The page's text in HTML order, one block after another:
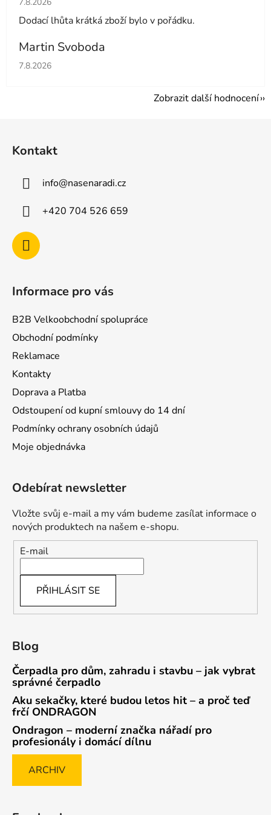
Dodací lhůta krátká zboží bylo v pořádku.
Martin Svoboda
Hodnocení obchodu je 5 z 5 hvězdiček.
7.8.2026
Zobrazit další hodnocení
Kontakt
info@nasenaradi.cz
+420 704 526 659
Informace pro vás
B2B Velkoobchodní spolupráce
Obchodní podmínky
Reklamace
Kontakty
Doprava a Platba
Odstoupení od kupní smlouvy do 14 dní
Podmínky ochrany osobních údajů
Moje objednávka
Odebírat newsletter
Vložte svůj e-mail a my vám budeme zasílat informace o
nových produktech na našem e-shopu.
E-mail
PŘIHLÁSIT SE
Blog
Čerpadla pro dům, zahradu i stavbu – jak vybrat
správné čerpadlo
Aku sekačky, které budou letos hit – a proč teď
frčí ONDRAGON
Ondragon – moderní značka nářadí pro
profesionály i domácí dílnu
ARCHIV